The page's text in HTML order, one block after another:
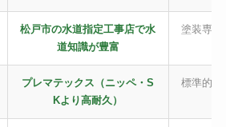
松戸市の水道指定工事店で水
道知識が豊富
塗装専門
プレマテックス（ニッペ・S
Kより高耐久）
標準的な